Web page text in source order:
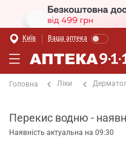
Київ Ваша аптека
Головна Ліки
Перекис водню -
Наявність актуальна на 09:30